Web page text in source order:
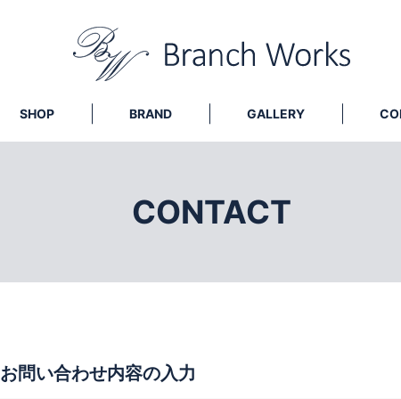
SHOP BRAND GALLERY
CONTACT
お問い合わせ内容の入力